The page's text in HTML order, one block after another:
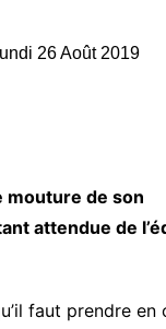
mouture de son
attendue de
faut prendre en